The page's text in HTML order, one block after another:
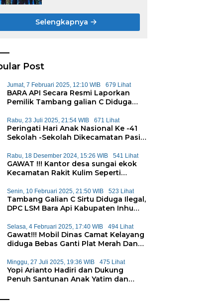
Wilayah 3T
Selengkapnya
Post
Jumat, 7 Februari 2025, 12:10 WIB 679 Lihat
BARA API Secara Resmi Laporkan
Pemilik Tambang galian C Diduga
Rabu, 23 Juli 2025, 21:54 WIB 671 Lihat
Peringati Hari Anak Nasional Ke -41
Sekolah -Sekolah Dikecamatan Pasir
Tradisional
Rabu, 18 Desember 2024, 15:26 WIB 541 Lihat
GAWAT !!! Kantor desa sungai ekok
Kecamatan Rakit Kulim Seperti
Senin, 10 Februari 2025, 21:50 WIB 523 Lihat
Tambang Galian C Sirtu Diduga Ilegal,
DPC LSM Bara Api Kabupaten Inhu
Pemilik
Selasa, 4 Februari 2025, 17:40 WIB 494 Lihat
Gawat!!! Mobil Dinas Camat Kelayang
diduga Bebas Ganti Plat Merah Dan
Minggu, 27 Juli 2025, 19:36 WIB 475 Lihat
Yopi Arianto Hadiri dan Dukung
Penuh Santunan Anak Yatim dan
Konsistensi Kepedulian Sosial